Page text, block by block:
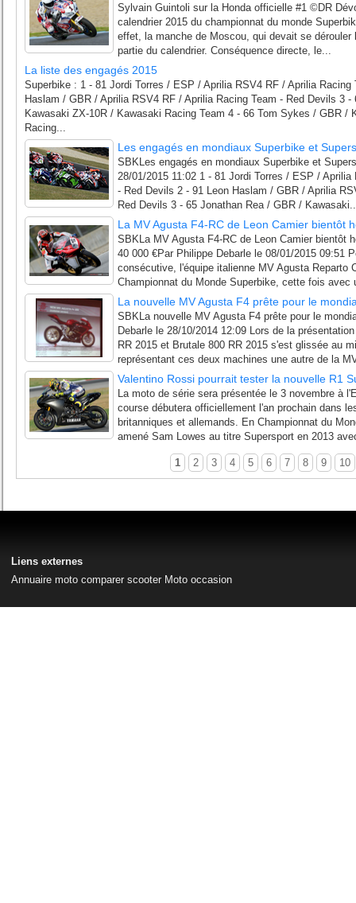
Sylvain Guintoli sur la Honda officielle #1 ©DR
calendrier 2015 du championnat du monde
effet, la manche de Moscou, qui devait se
partie du calendrier. Conséquence directe, le...
La liste des engagés 2015
Superbike : 1 - 81 Jordi Torres / ESP / Aprilia RSV4 RF / Aprilia Racing
Haslam / GBR / Aprilia RSV4 RF / Aprilia Racing Team - Red Devils 3
Kawasaki ZX-10R / Kawasaki Racing Team 4 - 66 Tom Sykes / GBR /
Racing...
Les engagés en mondiaux Superbike et
SBKLes engagés en mondiaux Superbike et
28/01/2015 11:02 1 - 81 Jordi Torres / ESP /
- Red Devils 2 - 91 Leon Haslam / GBR / Aprilia
Red Devils 3 - 65 Jonathan Rea / GBR /
La MV Agusta F4-RC de Leon Camier bientôt
SBKLa MV Agusta F4-RC de Leon Camier bientôt
40 000 €Par Philippe Debarle le 08/01/2015 09:51
consécutive, l'équipe italienne MV Agusta Reparto
Championnat du Monde Superbike, cette fois avec
La nouvelle MV Agusta F4 prête pour le
SBKLa nouvelle MV Agusta F4 prête pour le
Debarle le 28/10/2014 12:09 Lors de la
RR 2015 et Brutale 800 RR 2015 s'est glissée au
représentant ces deux machines une autre de la
Valentino Rossi pourrait tester la nouvelle R1
La moto de série sera présentée le 3 novembre à
course débutera officiellement l'an prochain dans
britanniques et allemands. En Championnat du
amené Sam Lowes au titre Supersport en 2013
1 2 3 4 5 6 7 8 9 10
Liens externes
Annuaire moto comparer scooter Moto occasion